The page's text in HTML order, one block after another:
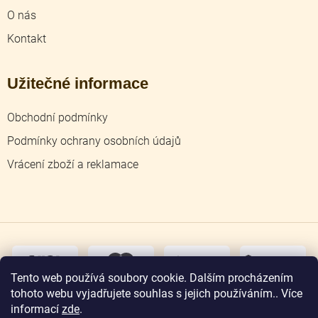
Tento web používá soubory cookie. Dalším procházením
tohoto webu vyjadřujete souhlas s jejich používáním.. Více
informací zde.
O nás
Kontakt
Užitečné informace
Obchodní podmínky
Podmínky ochrany osobních údajů
Vrácení zboží a reklamace
osobní